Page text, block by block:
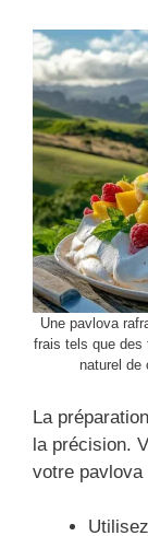
Une pavlova
frais tels que des
naturel de
La
la précision.
votre pavlova